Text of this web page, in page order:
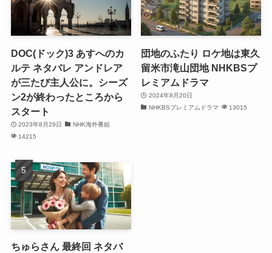
DOC(ドック)3 あすへのカ
ルテ ネタバレ アンドレア
が三たび主人公に。シーズ
ン2が終わったところから
スタート
2023年8月29日
NHK海外番組
14215
団地のふたり ロケ地は東久
留米市滝山団地 NHKBSプ
レミアムドラマ
2024年8月20日
NHKBSプレミアムドラマ
13015
ちゅらさん 最終回 ネタバ